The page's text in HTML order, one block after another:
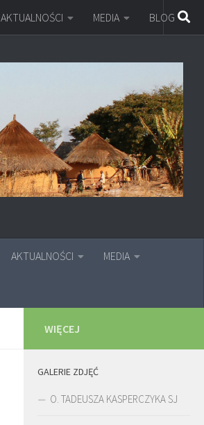
AKTUALNOŚCI MEDIA BLOG
AKTUALNOŚCI MEDIA
WIĘCEJ
GALERIE ZDJĘĆ
O. TADEUSZA KASPERCZYKA SJ